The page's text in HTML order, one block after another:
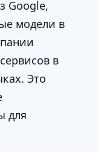
Google,
модели в
в
Это
для